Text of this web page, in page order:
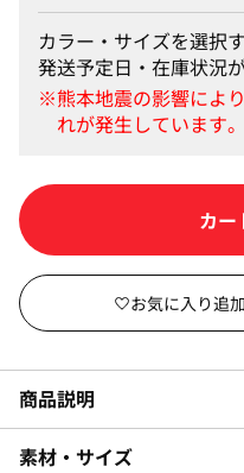
カラー・サイズを選択
発送予定日・在庫状況
カー
商品説明
素材・サイズ